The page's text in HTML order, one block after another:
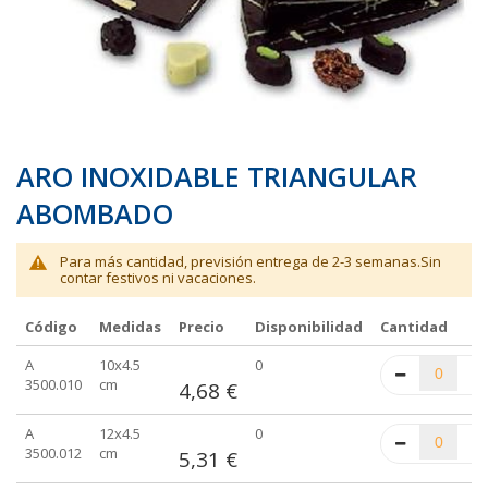
ARO INOXIDABLE TRIANGULAR
ABOMBADO
Para más cantidad, previsión entrega de 2-3 semanas.Sin
contar festivos ni vacaciones.
Elementos
de
agrupados
Código Medidas Precio Disponibilidad
Cantidad
A
3500.010
10x4.5
cm
4,68 €
0
A
3500.012
12x4.5
cm
5,31 €
0